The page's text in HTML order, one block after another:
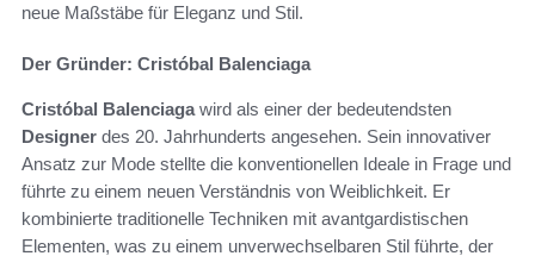
neue Maßstäbe für Eleganz und Stil.
Der Gründer: Cristóbal Balenciaga
Cristóbal Balenciagawird als einer der bedeutendsten
Designer des 20. Jahrhunderts angesehen. Sein innovativer
Ansatz zur Mode stellte die konventionellen Ideale in Frage und
führte zu einem neuen Verständnis von Weiblichkeit. Er
kombinierte traditionelle Techniken mit avantgardistischen
Elementen, was zu einem unverwechselbaren Stil führte, der